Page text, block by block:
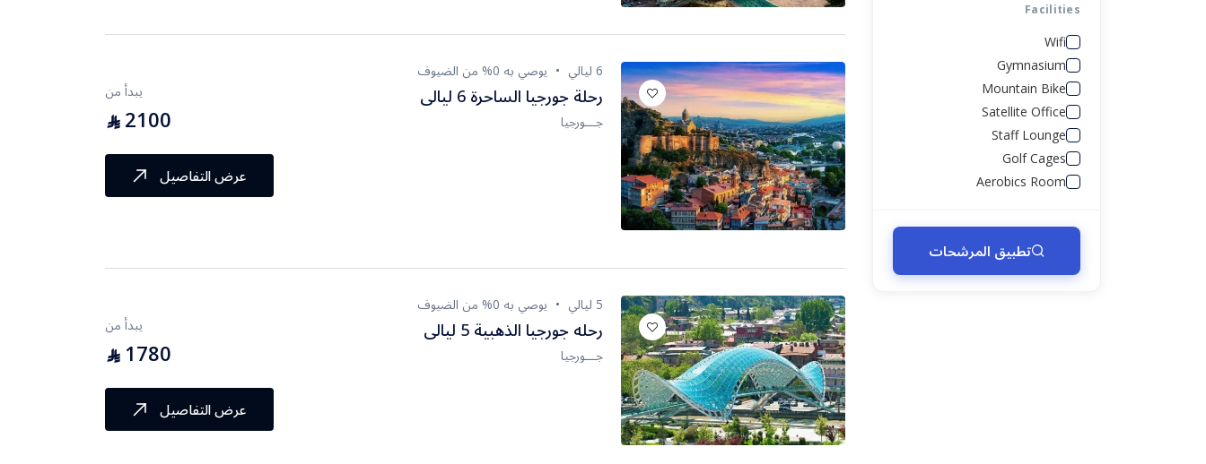
Facilities
Wifi
Gymnasium
Mountain Bike
Satellite Office
Staff Lounge
Golf Cages
Aerobics Room
تطبيق المرشحات
6 ليالي يوصي به 0% من الضيوف
رحلة جورجيا الساحرة 6 ليالى
جـــورجيا
يبدأ من
2100
⃁
عرض التفاصيل
5 ليالي يوصي به 0% من الضيوف
رحله جورجيا الذهبية 5 ليالى
جـــورجيا
يبدأ من
1780
⃁
عرض التفاصيل